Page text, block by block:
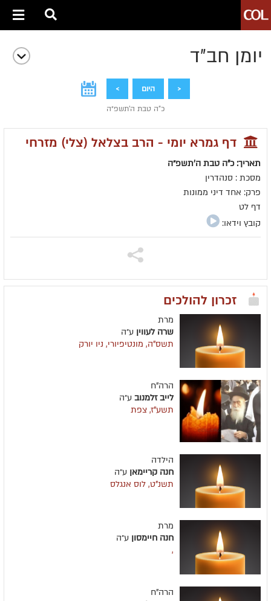
יומן חב״ד
< היום >
כ"ה טבת ה׳תשפ״ה
דף גמרא יומי - הרב בצלאל (צלי) מזרחי
תאריך: כ"ה טבת ה׳תשפ״ה
מסכת : סנהדרין
פרק: אחד דיני ממונות
דף לט
קובץ וידאו:
זכרון להולכים
מרת
שרה לעווין ע״ה
תשס"ה, מונטיפיורי, ניו יורק
הרה"ח
לייב זלמנוב ע״ה
תשע"ז, צפת
הילדה
חנה קריימאן ע״ה
תשנ"ט, לוס אנגלס
מרת
חנה חיימסון ע״ה
,
הרה"ח